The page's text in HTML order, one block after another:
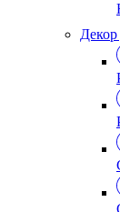
Декор